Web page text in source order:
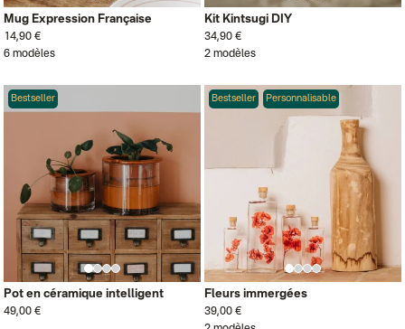
Mug Expression Française
14,90 €
6 modèles
Kit Kintsugi DIY
34,90 €
2 modèles
Bestseller
Pot en céramique intelligent
49,00 €
Bestseller Personnalisable
Fleurs immergées
39,00 €